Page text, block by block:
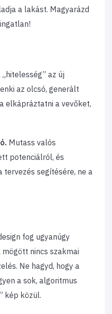
a lakást. Magyarázd
az új
az olcsó, generált
elkápráztatni a vevőket,
Mutass valós
potenciálról, és
tervezés segítésére, ne a
fog ugyanúgy
mögött nincs szakmai
Ne hagyd, hogy a
a sok, algoritmus
kép közül.